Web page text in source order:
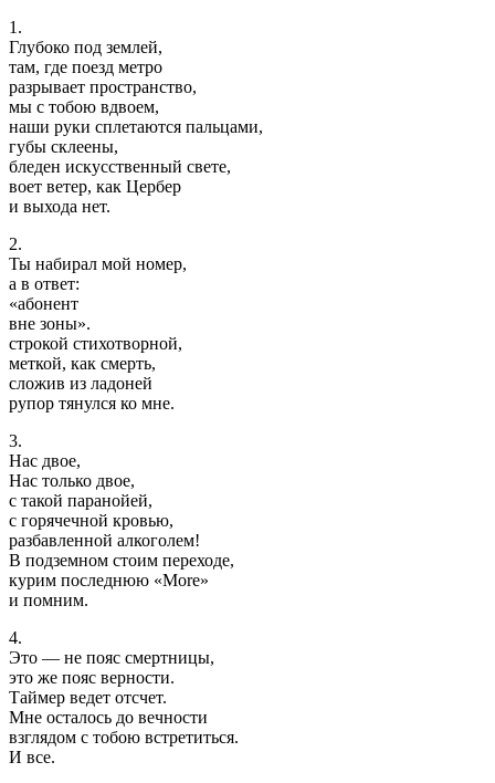
1.
Глубоко под землей,
там, где поезд метро
разрывает пространство,
мы с тобою вдвоем,
наши руки сплетаются пальцами,
губы склеены,
бледен искусственный свете,
воет ветер, как Цербер
и выхода нет.
2.
Ты набирал мой номер,
а в ответ:
«абонент
вне зоны».
строкой стихотворной,
меткой, как смерть,
сложив из ладоней
рупор тянулся ко мне.
3.
Нас двое,
Нас только двое,
с такой паранойей,
с горячечной кровью,
разбавленной алкоголем!
В подземном стоим переходе,
курим последнюю «Мore»
и помним.
4.
Это — не пояс смертницы,
это же пояс верности.
Таймер ведет отсчет.
Мне осталось до вечности
взглядом с тобою встретиться.
И все.